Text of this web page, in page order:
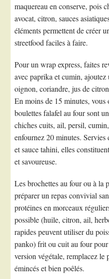
maquereau en conserve, pois
avocat, citron, sauces
éléments permettent de créer
streetfood faciles à faire.
Pour un wrap express, faites
avec paprika et cumin, ajoutez
oignon, coriandre, jus de
En moins de 15 minutes,
boulettes falafel au four sont
chiches cuits, ail, persil,
enfournez 20 minutes. Servies
et sauce tahini, elles
et savoureuse.
Les brochettes au four ou à la
préparer un repas convivial
protéines en morceaux
possible (huile, citron, ail,
rapides peuvent utiliser du
panko) frit ou cuit au four
version végétale, remplacez le
émincés et bien poêlés.